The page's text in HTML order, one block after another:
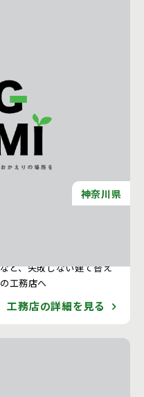
神奈川県
ど、失敗しない建て替え
工務店へ
工務店の詳細を見る